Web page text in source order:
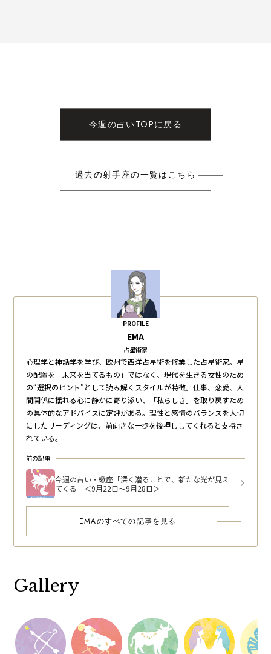
今週の占いTOPに戻る
過去の射手座の一覧はこちら
PROFILE
EMA
占星術家
心理学と神話学を学び、欧州で西洋占星術を修業した占星術家。星
の配置を「未来を当てるもの」ではなく、現代を生きる女性のため
の“選択のヒント”として読み解くスタイルが特徴。仕事、恋愛、人
間関係に揺れる心に静かに寄り添い、「私らしさ」を取り戻すため
の具体的なアドバイスに定評がある。理性と感情のバランスを大切
にしたリーディングは、前向きな一歩を後押ししてくれると支持さ
れている。
前の記事
今週の占い・蠍座「深く潜ることで、新たな光が見え
てくる」＜9月22日～9月28日＞
EMAのすべての記事を見る
Gallery